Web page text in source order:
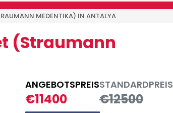
MEDENTIKA) IN ANTALYA
(Straumann
ANGEBOTSPREIS
€11400
STANDARDPREIS
€12500